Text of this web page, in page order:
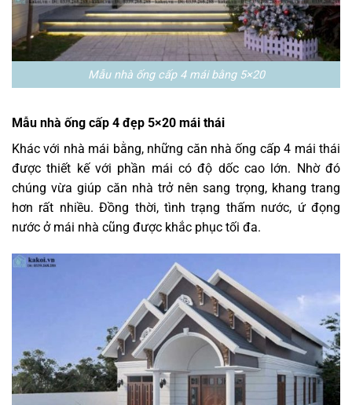
Mẫu nhà ống cấp 4 mái bằng 5×20
Mẫu nhà ống cấp 4 đẹp 5×20 mái thái
Khác với nhà mái bằng, những căn nhà ống cấp 4 mái thái
được thiết kế với phần mái có độ dốc cao lớn. Nhờ đó
chúng vừa giúp căn nhà trở nên sang trọng, khang trang
hơn rất nhiều. Đồng thời, tình trạng thấm nước, ứ đọng
nước ở mái nhà cũng được khắc phục tối đa.